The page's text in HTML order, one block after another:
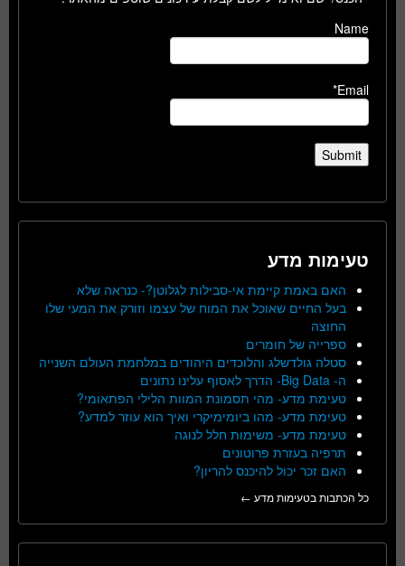
Name
Email*
טעימות מדע
האם באמת קיימת אי-סבילות לגלוטן?- כנראה שלא
בעל החיים שאוכל את המוח של עצמו וזורק את המעי שלו
החוצה
ספרייה של חומרים
סטלה גולדשלג והלוכדים היהודים במלחמת העולם השנייה
ה- Big Data- הדרך לאסוף עלינו נתונים
טעימת מדע- מהי תסמונת המוות הלילי הפתאומי?
טעימת מדע- מהו ביומימיקרי ואיך הוא עוזר למדע?
טעימת מדע- משימות חלל לנוגה
תרפיה בעזרת פרוטונים
האם זכר יכול להיכנס להריון?
כל הכתבות בטעימות מדע ←